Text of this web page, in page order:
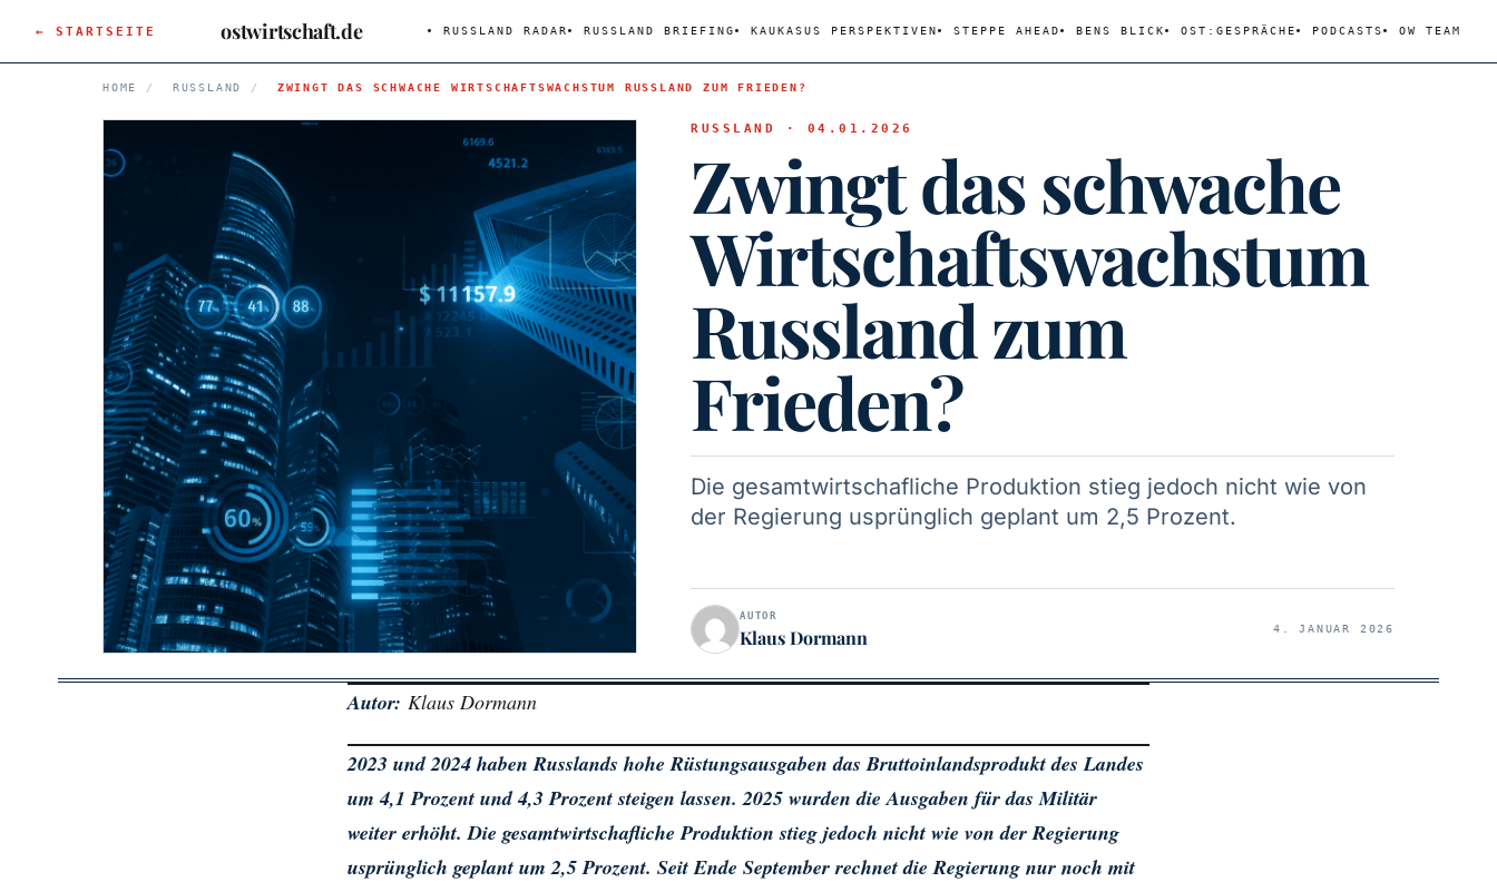
← STARTSEITE ostwirtschaft.de RUSSLAND RADAR RUSSLAND BRIEFING KAUKASUS PERSPEKTIVEN STEPPE AHEAD BENS BLICK OST:GESPRÄCHE PODCASTS OW TEAM
HOME / RUSSLAND / ZWINGT DAS SCHWACHE WIRTSCHAFTSWACHSTUM RUSSLAND ZUM FRIEDEN?
RUSSLAND · 04.01.2026
Zwingt das schwache
Wirtschaftswachstum
Russland zum
Frieden?
Die gesamtwirtschafliche Produktion stieg jedoch nicht wie von
der Regierung usprünglich geplant um 2,5 Prozent.
AUTOR
Klaus Dormann 4. JANUAR 2026
Autor: Klaus Dormann
2023 und 2024 haben Russlands hohe Rüstungsausgaben das Bruttoinlandsprodukt des Landes
um 4,1 Prozent und 4,3 Prozent steigen lassen. 2025 wurden die Ausgaben für das Militär
weiter erhöht. Die gesamtwirtschafliche Produktion stieg jedoch nicht wie von der Regierung
usprünglich geplant um 2,5 Prozent. Seit Ende September rechnet die Regierung nur noch mit